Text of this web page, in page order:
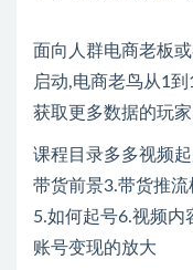
面向人群电商老板
启动,电商老鸟从1
获取更多数据的玩家
课程目录多多视频
带货前景3.带货推
5.如何起号6.视频内
账号变现的放大